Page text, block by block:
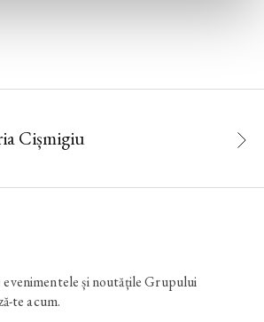
Cișmigiu
și noutățile Grupului
te acum.